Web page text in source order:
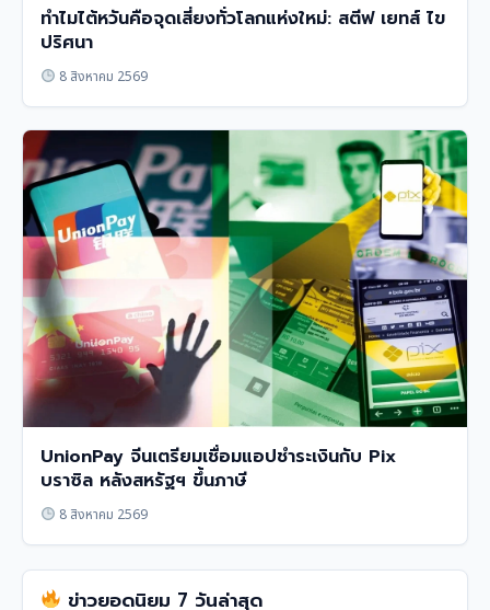
ทำไมไต้หวันคือจุดเสี่ยงทั่วโลกแห่งใหม่: สตีฟ เยทส์ ไข
ปริศนา
8 สิงหาคม 2569
UnionPay จีนเตรียมเชื่อมแอปชำระเงินกับ Pix
บราซิล หลังสหรัฐฯ ขึ้นภาษี
8 สิงหาคม 2569
ข่าวยอดนิยม 7 วันล่าสุด